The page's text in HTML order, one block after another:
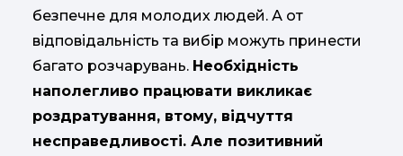
безпечне для молодих людей. А от
відповідальність та вибір можуть принести
багато розчарувань. Необхідність
наполегливо працювати викликає
роздратування, втому, відчуття
несправедливості. Але позитивний